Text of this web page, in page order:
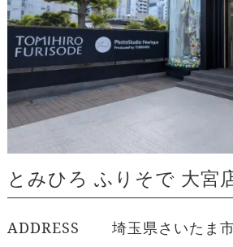
とみひろ ふりそで 大宮
ADDRESS
埼玉県さいたま